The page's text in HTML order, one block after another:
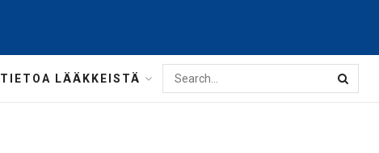
TIETOA LÄÄKKEISTÄ